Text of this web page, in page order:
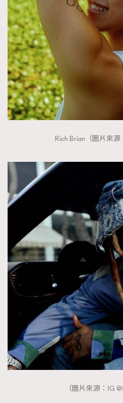
Rich Brian（圖片來源
（圖片來源：IG